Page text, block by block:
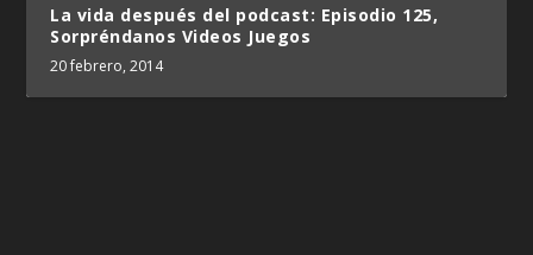
La vida después del podcast: Episodio 125,
Sorpréndanos Videos Juegos
20 febrero, 2014